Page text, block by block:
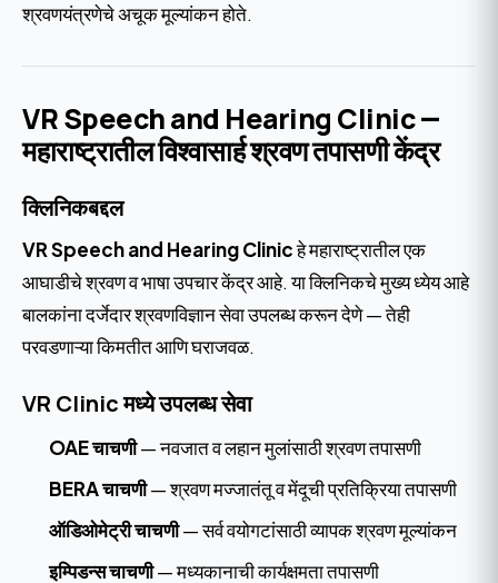
श्रवणयंत्रणेचे अचूक मूल्यांकन होते.
VR Speech and Hearing Clinic —
महाराष्ट्रातील विश्वासार्ह श्रवण तपासणी केंद्र
क्लिनिकबद्दल
VR Speech and Hearing Clinicहे महाराष्ट्रातील एक
आघाडीचे श्रवण व भाषा उपचार केंद्र आहे. या क्लिनिकचे मुख्य ध्येय आहे
बालकांना दर्जेदार श्रवणविज्ञान सेवा उपलब्ध करून देणे — तेही
परवडणाऱ्या किमतीत आणि घराजवळ.
VR Clinic मध्ये उपलब्ध सेवा
OAE चाचणी— नवजात व लहान मुलांसाठी श्रवण तपासणी
BERA चाचणी— श्रवण मज्जातंतू व मेंदूची प्रतिक्रिया तपासणी
ऑडिओमेट्री चाचणी— सर्व वयोगटांसाठी व्यापक श्रवण मूल्यांकन
इम्पिडन्स चाचणी— मध्यकानाची कार्यक्षमता तपासणी